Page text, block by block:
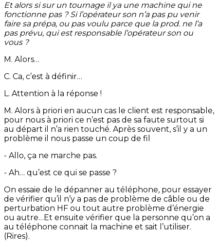
Et alors si sur un tournage il ya une machine qui ne
fonctionne pas ? Si l’opérateur son n’a pas pu venir
faire sa prépa, ou pas voulu parce que la prod. ne l’a
pas prévu, qui est responsable l’opérateur son ou
vous ?
M. Alors…
C. Ca, c’est à définir…
L. Attention à la réponse !
M. Alors à priori en aucun cas le client est responsable,
pour nous à priori ce n’est pas de sa faute surtout si
au départ il n’a rien touché. Après souvent, s’il y a un
problème il nous passe un coup de fil
- Allo, ça ne marche pas.
- Ah… qu’est ce qui se passe ?
On essaie de le dépanner au téléphone, pour essayer
de vérifier qu’il n’y a pas de problème de câble ou de
perturbation HF ou tout autre problème d’énergie
ou autre…Et ensuite vérifier que la personne qu’on a
au téléphone connait la machine et sait l’utiliser.
(Rires).